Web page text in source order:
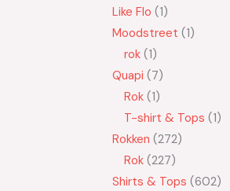
Like Flo 1
Moodstreet 1
rok 1
Quapi 7
Rok 1
T-shirt & Tops 1
Rokken 272
Rok 227
Shirts & Tops 602